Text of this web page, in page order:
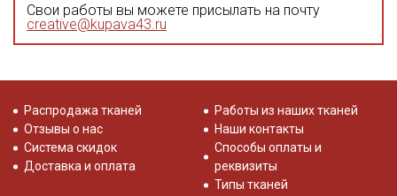
Свои работы вы можете присылать на почту
creative@kupava43.ru
Распродажа тканей
Отзывы о нас
Система скидок
Доставка и оплата
Работы из наших тканей
Наши контакты
Способы оплаты и
реквизиты
Типы тканей